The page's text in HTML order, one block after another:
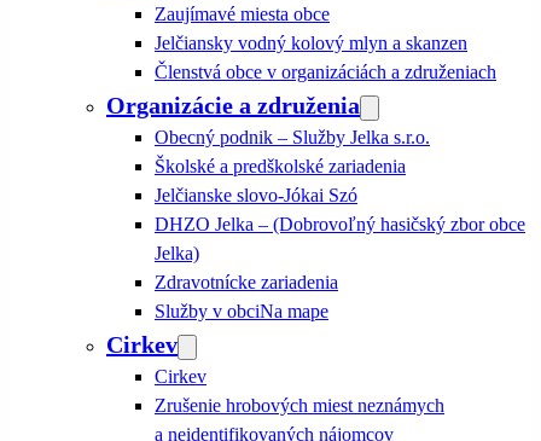
Zaujímavé miesta obce
Jelčiansky vodný kolový mlyn a skanzen
Členstvá obce v organizáciách a združeniach
Organizácie a združenia
Obecný podnik – Služby Jelka s.r.o.
Školské a predškolské zariadenia
Jelčianske slovo-Jókai Szó
DHZO Jelka – (Dobrovoľný hasičský zbor obce
Jelka)
Zdravotnícke zariadenia
Služby v obciNa mape
Cirkev
Cirkev
Zrušenie hrobových miest neznámych
a neidentifikovaných nájomcov